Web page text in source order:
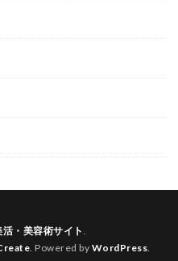
活・美容術サイト.
. Powered by WordPress.